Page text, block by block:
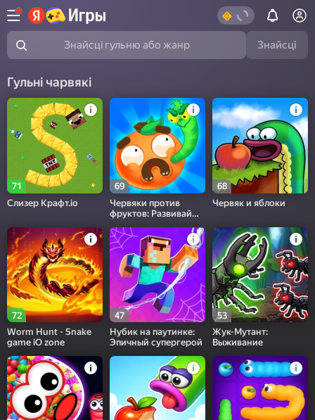
Знайсці гульню або жанр Знайсці
Гульні чарвякі
71
Слизер Крафт.io
69
Червяки против
фруктов: Развивай
68
Червяк и яблоки
72
Worm Hunt - Snake
game iO zone
47
Нубик на паутинке:
Эпичный супергерой
53
Жук-Мутант:
Выживание